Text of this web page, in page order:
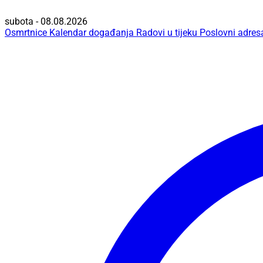
subota - 08.08.2026
Osmrtnice Kalendar događanja Radovi u tijeku Poslovni